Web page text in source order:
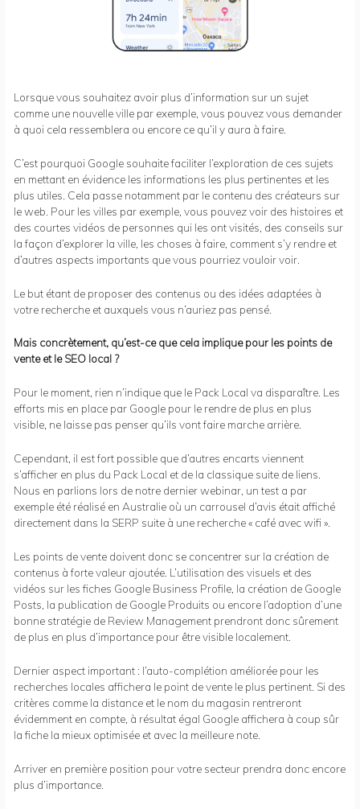
Lorsque vous souhaitez avoir plus d’information sur un sujet
comme une nouvelle ville par exemple, vous pouvez vous demander
à quoi cela ressemblera ou encore ce qu’il y aura à faire.
C’est pourquoi Google souhaite faciliter l’exploration de ces sujets
en mettant en évidence les informations les plus pertinentes et les
plus utiles. Cela passe notamment par le contenu des créateurs sur
le web. Pour les villes par exemple, vous pouvez voir des histoires et
des courtes vidéos de personnes qui les ont visités, des conseils sur
la façon d’explorer la ville, les choses à faire, comment s’y rendre et
d’autres aspects importants que vous pourriez vouloir voir.
Le but étant de proposer des contenus ou des idées adaptées à
votre recherche et auxquels vous n’auriez pas pensé.
Mais concrètement, qu’est-ce que cela implique pour les points de
vente et le SEO local ?
Pour le moment, rien n’indique que le Pack Local va disparaître. Les
efforts mis en place par Google pour le rendre de plus en plus
visible, ne laisse pas penser qu’ils vont faire marche arrière.
Cependant, il est fort possible que d’autres encarts viennent
s’afficher en plus du Pack Local et de la classique suite de liens.
Nous en parlions lors de notre dernier webinar, un test a par
exemple été réalisé en Australie où un carrousel d’avis était affiché
directement dans la SERP suite à une recherche « café avec wifi ».
Les points de vente doivent donc se concentrer sur la création de
contenus à forte valeur ajoutée. L’utilisation des visuels et des
vidéos sur les fiches Google Business Profile, la création de Google
Posts, la publication de Google Produits ou encore l’adoption d’une
bonne stratégie de Review Management prendront donc sûrement
de plus en plus d’importance pour être visible localement.
Dernier aspect important : l’auto-complétion améliorée pour les
recherches locales affichera le point de vente le plus pertinent. Si des
critères comme la distance et le nom du magasin rentreront
évidemment en compte, à résultat égal Google affichera à coup sûr
la fiche la mieux optimisée et avec la meilleure note.
Arriver en première position pour votre secteur prendra donc encore
plus d’importance.